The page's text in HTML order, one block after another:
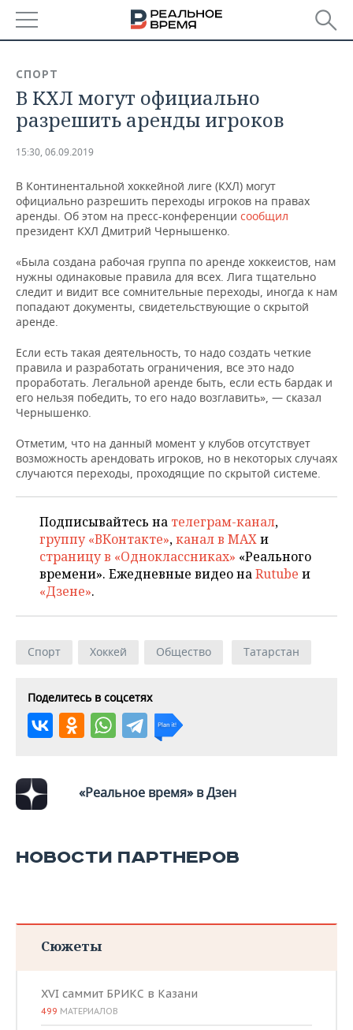
БАШКОРТОСТАН
ТАТАРСТАН
НОВОСТИ
АНАЛИТИКА
ДЕКЛАРАЦИИ О ДОХОДАХ
КОРОЛИ ГОСЗАКАЗА ПФО
ВУЗЫ ТАТАРСТАНА
КОМУ ПРИНАДЛЕЖАТ
ТОРГОВЫЕ ЦЕНТРЫ
НОВОСТИ ЭКОНОМИКИ
ФИНАНСЫ
БАНКИ
БЮДЖЕТ
ИНВЕСТИЦИИ
ПРОМЫШЛЕННОСТЬ
НОВОСТИ
АГРОПРОМ
МАШИНОСТРОЕНИЕ
НЕФТЕХИМИЯ
НЕФТЬ
ЭНЕРГЕТИКА
НЕДВИЖИМОСТЬ
НОВОСТИ НЕДВИЖИМОСТИ
АВТО
НОВОСТИ АВТО
БИЗНЕС
НОВОСТИ БИЗНЕСА
РОЗНИЧНАЯ ТОРГОВЛЯ
ТРАНСПОРТ
УСЛУГИ
ТЕХНОЛОГИИ
НОВОСТИ ТЕХНОЛОГИЙ
IT
МЕДИА
МЕРОПРИЯТИЯ
НОВОСТИ МЕРОПРИЯТИЙ
ВЫЕЗДНАЯ РЕДАКЦИЯ
ONLINE-КОНФЕРЕНЦИИ
ОТКРЫТАЯ ЛЕКЦИЯ
СПОРТ
НОВОСТИ СПОРТА
ХОККЕЙ
БАСКЕТБОЛ
ВОЛЕЙБОЛ
ВОДНЫЕ ВИДЫ СПОРТА
ОБЩЕСТВО
ВЛАСТЬ
ИНФРАСТРУКТУРА
ИСТОРИЯ
ОБРАЗОВАНИЕ
ФОТОГАЛЕРЕЯ
СЮЖЕТЫ
СПРАВОЧНИК
СПИСОК ПЕРСОН
ПОЛНАЯ ВЕРСИЯ
СПОРТ
В КХЛ могут официально
разрешить аренды игроков
15:30, 06.09.2019
В Континентальной хоккейной лиге (КХЛ) могут
официально разрешить переходы игроков на правах
аренды. Об этом на пресс-конференции сообщил
президент КХЛ Дмитрий Чернышенко.
«Была создана рабочая группа по аренде хоккеистов, нам
нужны одинаковые правила для всех. Лига тщательно
следит и видит все сомнительные переходы, иногда к нам
попадают документы, свидетельствующие о скрытой
аренде.
Если есть такая деятельность, то надо создать четкие
правила и разработать ограничения, все это надо
проработать. Легальной аренде быть, если есть бардак и
его нельзя победить, то его надо возглавить», — сказал
Чернышенко.
Отметим, что на данный момент у клубов отсутствует
возможность арендовать игроков, но в некоторых случаях
случаются переходы, проходящие по скрытой системе.
Подписывайтесь на телеграм-канал,
группу «ВКонтакте»,канал в MAXи
страницу в «Одноклассниках» «Реального
времени». Ежедневные видео наRutube и
«Дзене».
Спорт Хоккей Общество Татарстан
Поделитесь в соцсетях
«Реальное время» в Дзен
НОВОСТИ ПАРТНЕРОВ
Сюжеты
XVI саммит БРИКС в Казани
499 МАТЕРИАЛОВ